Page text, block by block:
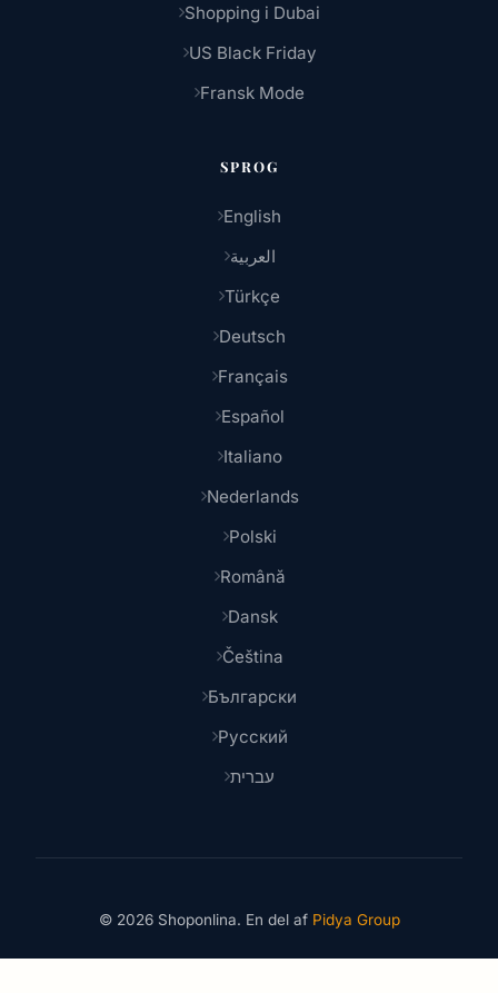
Shopping i Dubai
US Black Friday
Fransk Mode
SPROG
English
العربية
Türkçe
Deutsch
Français
Español
Italiano
Nederlands
Polski
Română
Dansk
Čeština
Български
Русский
עברית
© 2026 Shoponlina. En del af Pidya Group